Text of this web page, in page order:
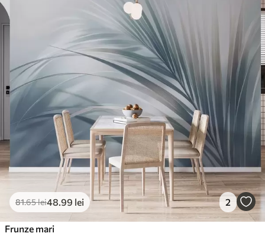
Premium
220.02132.01lei/m²
Vinil Premium
150.00 /m²
Peel and Stick
300 180.00lei/m²
81.65lei48.99 lei 2
Frunze mari